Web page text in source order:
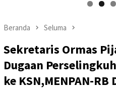
Beranda Seluma
Sekretaris Ormas
Dugaan
ke KSN,MENPAN-RB